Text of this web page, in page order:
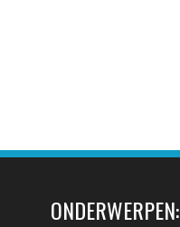
ONDERWERPEN: